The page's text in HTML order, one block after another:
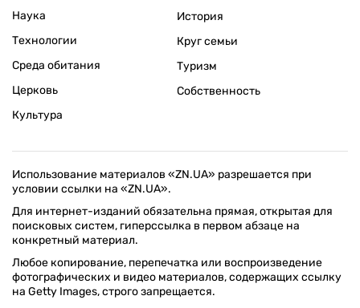
Наука
Технологии
Среда обитания
Церковь
Культура
История
Круг семьи
Туризм
Собственность
Использование материалов «ZN.UA» разрешается при
условии ссылки на «ZN.UA».
Для интернет-изданий обязательна прямая, открытая для
поисковых систем, гиперссылка в первом абзаце на
конкретный материал.
Любое копирование, перепечатка или воспроизведение
фотографических и видео материалов, содержащих ссылку
на Getty Images, строго запрещается.